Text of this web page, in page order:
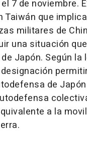
7 de noviembre.
Taiwán que
militares de
una situación
Japón. Según la
de
a la